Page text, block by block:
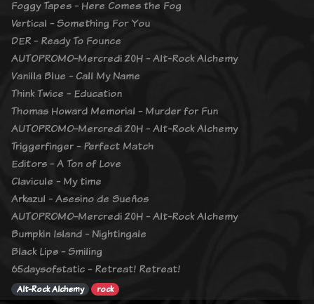
Foggy Tapes - Here Comes the Fog
Vertical - Something For You
DER - Ready To Founce
AUTOPROMO-Mercredi 20H - Alt-Rock Alchemy
Vanilla Blue - Call My Name
Think Twice - Education
Thomas Howard Memorial - Murder for Fun
AUTOPROMO-Mercredi 20H - Alt-Rock Alchemy
Triggerfinger - Perfect Match
Editors - A Ton of Love
Clavicule - My time
Arkazul - Asesino de Sueños
AUTOPROMO-Mercredi 20H - Alt-Rock Alchemy
Bumpkin Island - Nightingale
Black Lips - Smiling
65daysofstatic - Retreat! Retreat!
Alt-Rock Alchemy rock